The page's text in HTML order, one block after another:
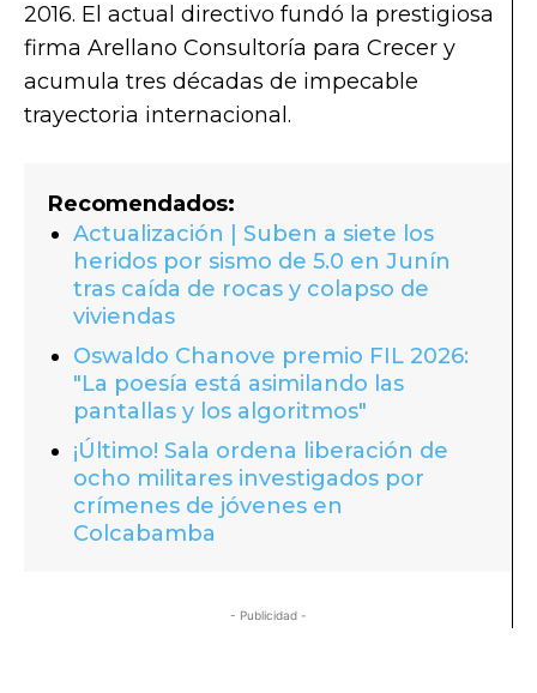
2016. El actual directivo fundó la prestigiosa
firma Arellano Consultoría para Crecer y
acumula tres décadas de impecable
trayectoria internacional.
Recomendados:
Actualización | Suben a siete los
heridos por sismo de 5.0 en Junín
tras caída de rocas y colapso de
viviendas
Oswaldo Chanove premio FIL 2026:
"La poesía está asimilando las
pantallas y los algoritmos"
¡Último! Sala ordena liberación de
ocho militares investigados por
crímenes de jóvenes en
Colcabamba
- Publicidad -